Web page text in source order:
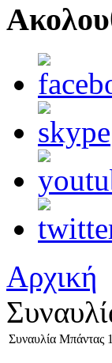
Αρχική
Συναυλία Μπάντας